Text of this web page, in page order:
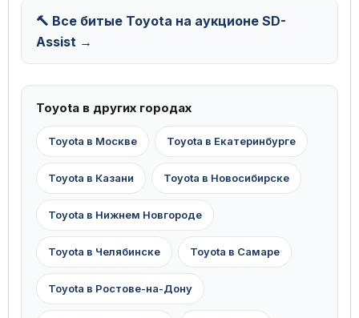
🔨 Все битые Toyota на аукционе SD-
Assist →
Toyota в других городах
Toyota в Москве Toyota в Екатеринбурге
Toyota в Казани Toyota в Новосибирске
Toyota в Нижнем Новгороде
Toyota в Челябинске Toyota в Самаре
Toyota в Ростове-на-Дону